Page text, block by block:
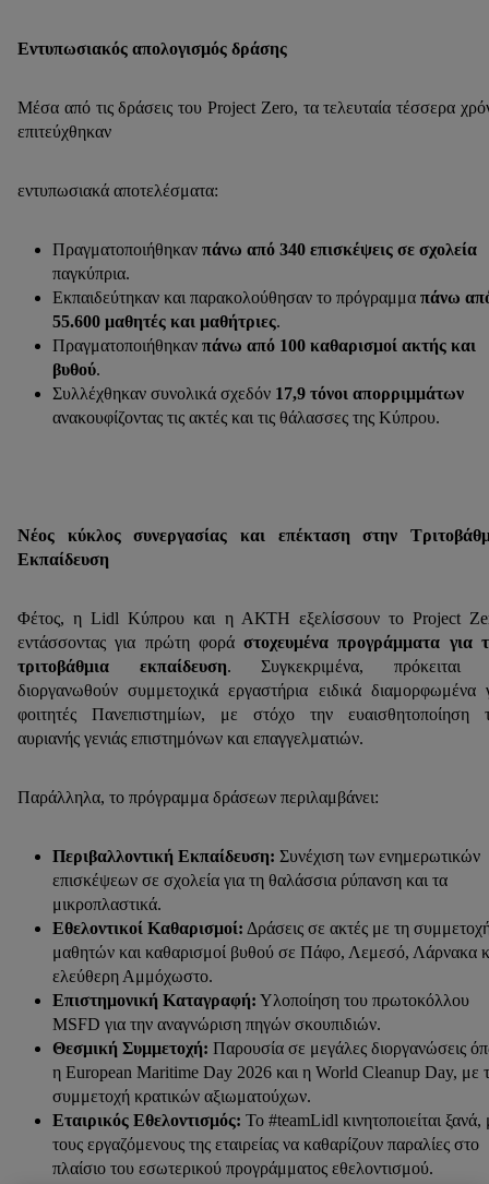
Εντυπωσιακός απολογισμός δράσης
Μέσα από τις δράσεις του Project Zero, τα τελευταία τέσσερα
επιτεύχθηκαν
εντυπωσιακά αποτελέσματα:
Πραγματοποιήθηκαν πάνω από 340 επισκέψεις σε σχολεία
παγκύπρια.
Εκπαιδεύτηκαν και παρακολούθησαν το πρόγραμμα πάνω
55.600 μαθητές και μαθήτριες.
Πραγματοποιήθηκαν πάνω από 100 καθαρισμοί ακτής και
βυθού.
Συλλέχθηκαν συνολικά σχεδόν 17,9 τόνοι απορριμμάτων
ανακουφίζοντας τις ακτές και τις θάλασσες της Κύπρου.
Νέος κύκλος συνεργασίας και επέκταση στην
Εκπαίδευση
Φέτος, η Lidl Κύπρου και η ΑΚΤΗ εξελίσσουν το Project
εντάσσοντας για πρώτη φοράστοχευμένα προγράμματα για
τριτοβάθμια εκπαίδευση. Συγκεκριμένα, πρόκειται
διοργανωθούν συμμετοχικά εργαστήρια ειδικά διαμορφωμένα
φοιτητές Πανεπιστημίων, με στόχο την ευαισθητοποίηση
αυριανής γενιάς επιστημόνων και επαγγελματιών.
Παράλληλα, το πρόγραμμα δράσεων περιλαμβάνει:
Περιβαλλοντική Εκπαίδευση: Συνέχιση των ενημερωτικών
επισκέψεων σε σχολεία για τη θαλάσσια ρύπανση και τα
μικροπλαστικά.
Εθελοντικοί Καθαρισμοί: Δράσεις σε ακτές με τη
μαθητών και καθαρισμοί βυθού σε Πάφο, Λεμεσό, Λάρνακα
ελεύθερη Αμμόχωστο.
Επιστημονική Καταγραφή: Υλοποίηση του πρωτοκόλλου
MSFD για την αναγνώριση πηγών σκουπιδιών.
Θεσμική Συμμετοχή: Παρουσία σε μεγάλες διοργανώσεις
η European Maritime Day 2026 και η World Cleanup Day, με
συμμετοχή κρατικών αξιωματούχων.
Εταιρικός Εθελοντισμός: To #teamLidl κινητοποιείται ξανά,
τους εργαζόμενους της εταιρείας να καθαρίζουν παραλίες στο
πλαίσιο του εσωτερικού προγράμματος εθελοντισμού.